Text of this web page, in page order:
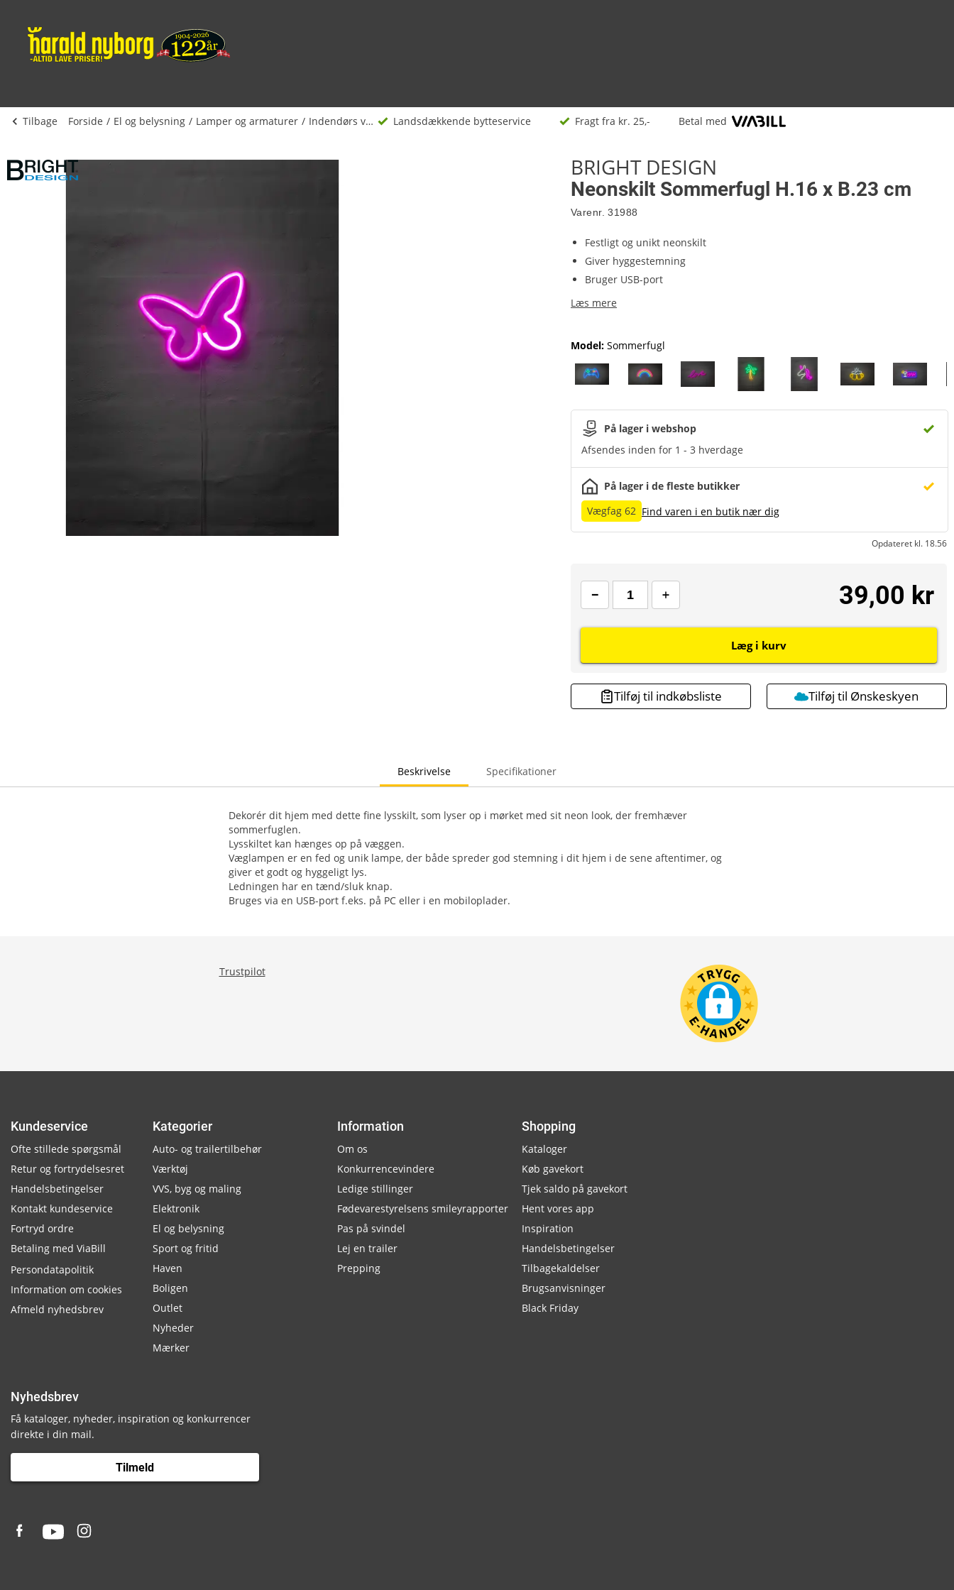
Tilbage Forside El og belysning Lamper og armaturer Indendørs væglamper Landsdækkende bytteservice Fragt fra kr. 25,- Betal med
BRIGHT DESIGN
Neonskilt Sommerfugl H.16 x B.23 cm
Varenr. 31988
Festligt og unikt neonskilt
Giver hyggestemning
Bruger USB-port
Læs mere
Model: Sommerfugl
På lager i webshop
Afsendes inden for 1 - 3 hverdage
På lager i de fleste butikker
Vægfag 62 Find varen i en butik nær dig
Opdateret kl. 18.56
39,00 kr
Læg i kurv
Tilføj til indkøbsliste Tilføj til Ønskeskyen
Beskrivelse Specifikationer
Dekorér dit hjem med dette fine lysskilt, som lyser op i mørket med sit neon look, der fremhæver
sommerfuglen.
Lysskiltet kan hænges op på væggen.
Væglampen er en fed og unik lampe, der både spreder god stemning i dit hjem i de sene aftentimer, og
giver et godt og hyggeligt lys.
Ledningen har en tænd/sluk knap.
Bruges via en USB-port f.eks. på PC eller i en mobiloplader.
Trustpilot
Kundeservice
Ofte stillede spørgsmål
Retur og fortrydelsesret
Handelsbetingelser
Kontakt kundeservice
Fortryd ordre
Betaling med ViaBill
Persondatapolitik
Information om cookies
Afmeld nyhedsbrev
Kategorier
Auto- og trailertilbehør
Værktøj
VVS, byg og maling
Elektronik
El og belysning
Sport og fritid
Haven
Boligen
Outlet
Nyheder
Mærker
Information
Om os
Konkurrencevindere
Ledige stillinger
Fødevarestyrelsens smileyrapporter
Pas på svindel
Lej en trailer
Prepping
Shopping
Kataloger
Køb gavekort
Tjek saldo på gavekort
Hent vores app
Inspiration
Handelsbetingelser
Tilbagekaldelser
Brugsanvisninger
Black Friday
Nyhedsbrev
Få kataloger, nyheder, inspiration og konkurrencer
direkte i din mail.
Tilmeld